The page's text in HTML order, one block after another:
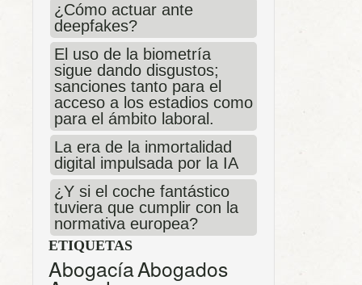
¿Cómo actuar ante
deepfakes?
El uso de la biometría
sigue dando disgustos;
sanciones tanto para el
acceso a los estadios como
para el ámbito laboral.
La era de la inmortalidad
digital impulsada por la IA
¿Y si el coche fantástico
tuviera que cumplir con la
normativa europea?
ETIQUETAS
AbogacíaAbogados